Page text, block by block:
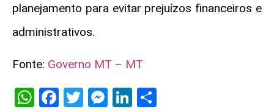
planejamento para evitar prejuízos financeiros e
administrativos.
Fonte: Governo MT – MT
WhatsApp
Facebook
Twitter
Messenger
LinkedIn